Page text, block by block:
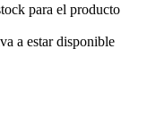
para el producto
a estar disponible